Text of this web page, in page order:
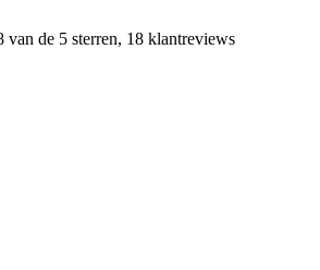
van de 5 sterren, 18 klantreviews